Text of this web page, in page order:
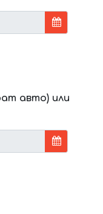
авто) или